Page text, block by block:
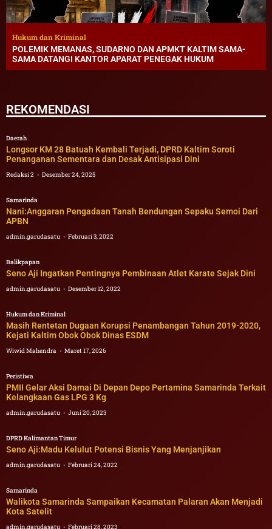
Hukum dan Kriminal
POLEMIK MEMANAS, SUDARNO DAN APMKT KALTIM SAMA-
SAMA DATANGI KANTOR APARAT PENEGAK HUKUM
REKOMENDASI
Daerah
Longsor KM 28 Batuah Kembali Terjadi, DPRD Kaltim Soroti
Penanganan Sementara dan Desak Antisipasi Dini
Redaksi 2 Desember 24, 2025
Samarinda
Nani:Anggaran Pengadaan Tanah Bendungan Sepaku Semoi Dari
APBN
admin.garudasatu Februari 3, 2022
Balikpapan
Seno Aji Ingatkan Pentingnya Pembinaan Atlet Karate Sejak Dini
admin.garudasatu Desember 12, 2022
Hukum dan Kriminal
Masih Rentetan Dugaan Korupsi Penambangan Tahun 2019-2020,
Kejati Kaltim Obok Obok Dinas ESDM
Wiwid Mahendra Maret 17, 2026
Peristiwa
PMII Gelar Aksi Damai Di Depan Depo Pertamina Samarinda Terkait
Kelangkaan Gas LPG 3 Kg
admin.garudasatu Juni 20, 2023
DPRD Kalimantan Timur
Seno Aji:Madu Kelulut Potensi Bisnis Yang Menjanjikan
admin.garudasatu Februari 24, 2022
Samarinda
Walikota Samarinda Sampaikan Kecamatan Palaran Akan Menjadi
Kota Satelit
admin.garudasatu Februari 28, 2023